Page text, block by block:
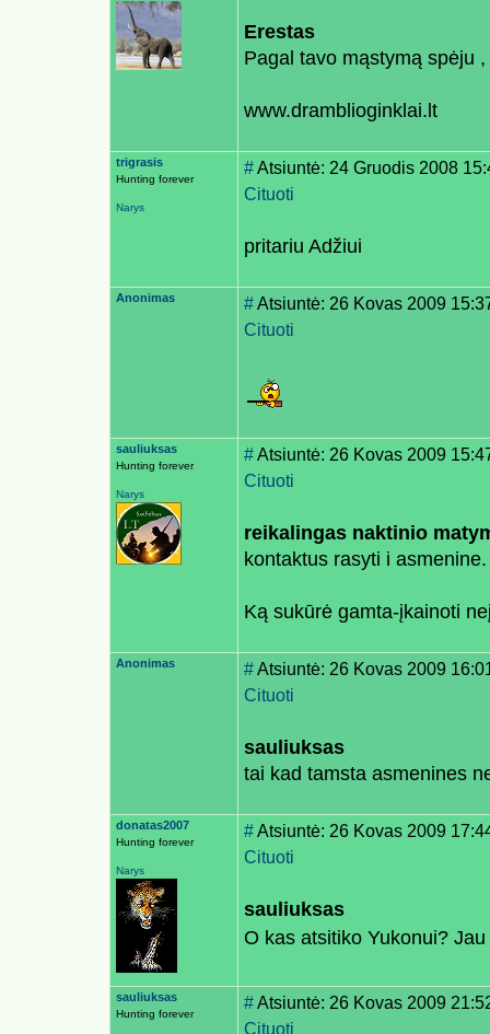
Erestas
Pagal tavo mąstymą spėju
www.dramblioginklai.lt
trigrasis
Hunting forever
Narys
#Atsiuntė: 24 Gruodis 2008
Cituoti
pritariu Adžiui
Anonimas #Atsiuntė: 26 Kovas 2009
Cituoti
sauliuksas
Hunting forever
Narys
#Atsiuntė: 26 Kovas 2009
Cituoti
reikalingas naktinio
kontaktus rasyti i asmenine.
Ką sukūrė gamta-įkainoti
Anonimas #Atsiuntė: 26 Kovas 2009
Cituoti
sauliuksas
tai kad tamsta asmenines
donatas2007
Hunting forever
Narys
#Atsiuntė: 26 Kovas 2009
Cituoti
sauliuksas
O kas atsitiko Yukonui?
sauliuksas
Hunting forever
#Atsiuntė: 26 Kovas 2009
Cituoti